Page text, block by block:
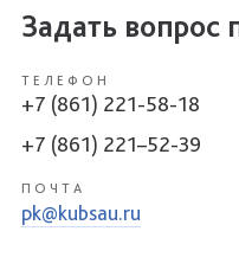
Задать вопрос
ТЕЛЕФОН
+7 (861) 221-58-18
+7 (861) 221–52-39
ПОЧТА
pk@kubsau.ru